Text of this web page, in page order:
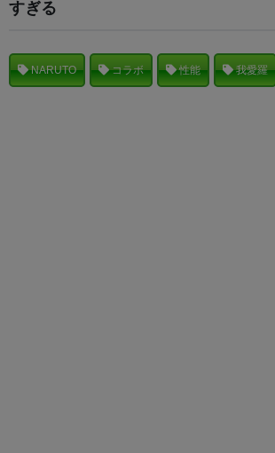
すぎる
NARUTO コラボ 性能 我愛羅